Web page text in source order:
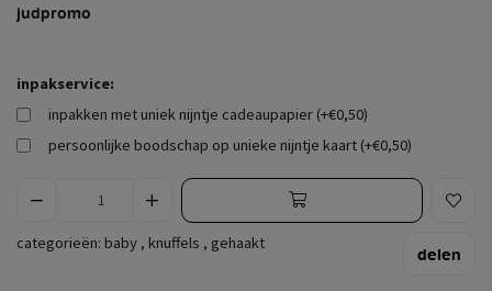
judpromo
inpakservice:
inpakken met uniek nijntje cadeaupapier (+€0,50)
persoonlijke boodschap op unieke nijntje kaart (+€0,50)
categorieën: baby , knuffels , gehaakt
delen